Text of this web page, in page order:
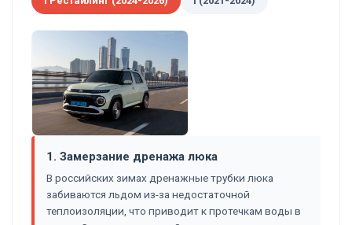
1. Замерзание дренажа люка
В российских зимах дренажные трубки люка
забиваются льдом из-за недостаточной
теплоизоляции, что приводит к протечкам воды в